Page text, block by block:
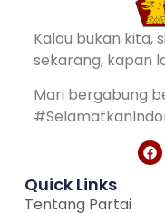
Kalau bukan kita,
sekarang, kapan
Mari bergabung
Quick Links
Tentang Partai